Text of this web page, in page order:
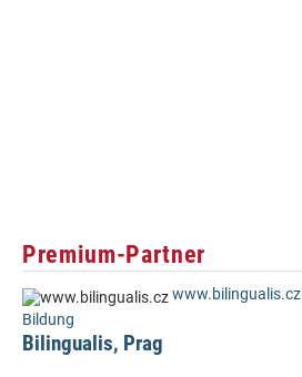
Premium-Partner
www.bilingualis.cz
Bildung
Bilingualis, Prag